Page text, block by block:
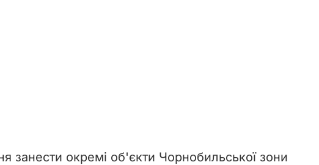
занести окремі об'єкти Чорнобильської зони